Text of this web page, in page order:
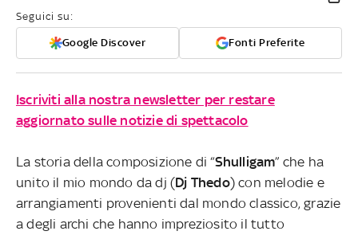
Seguici su:
Google Discover Fonti Preferite
Iscriviti alla nostra newsletter per restare
aggiornato sulle notizie di spettacolo
La storia della composizione di “Shulligam” che ha
unito il mio mondo da dj (Dj Thedo) con melodie e
arrangiamenti provenienti dal mondo classico, grazie
a degli archi che hanno impreziosito il tutto